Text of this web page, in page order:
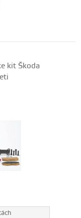
kit Škoda